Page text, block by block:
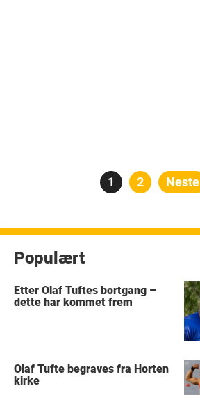
Posts
Side
1 Side
2 Neste
Populært
Etter Olaf Tuftes bortgang –
dette har kommet frem
Olaf Tufte begraves fra Horten
kirke